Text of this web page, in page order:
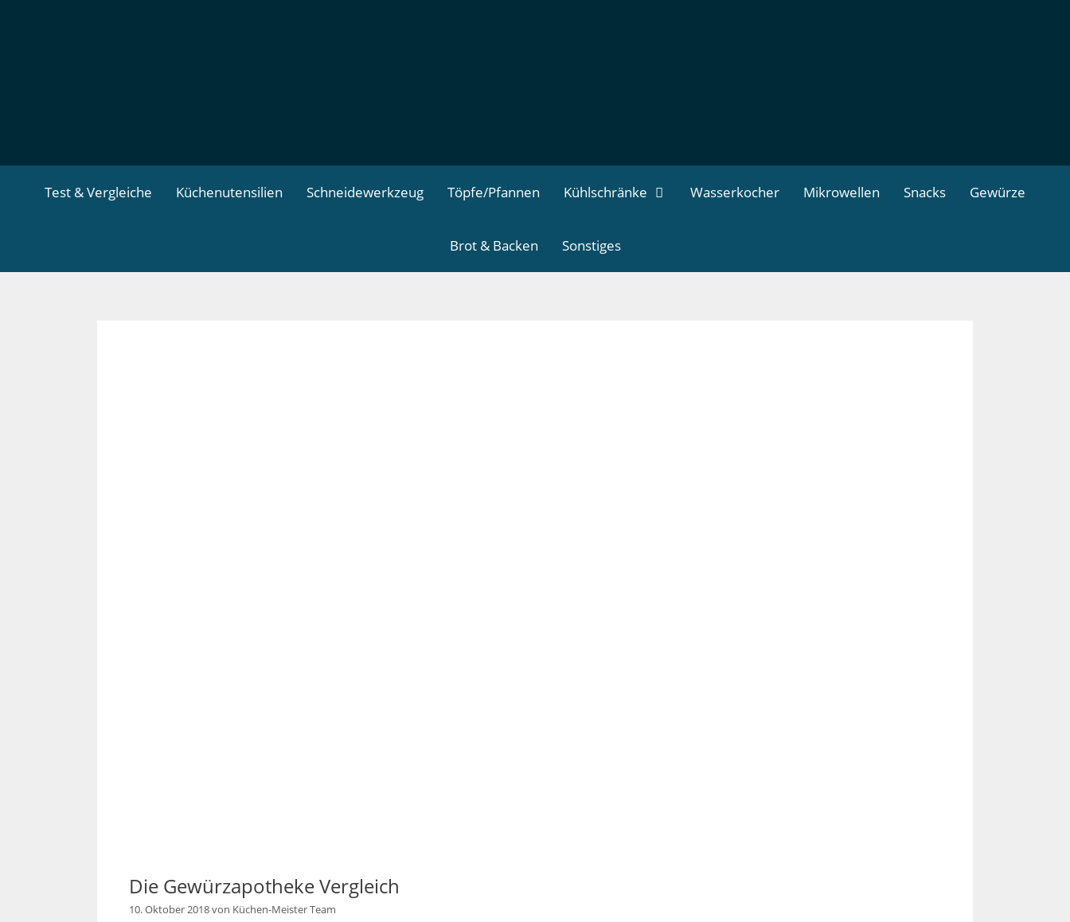
Test & Vergleiche Küchenutensilien Schneidewerkzeug Töpfe/Pfannen Kühlschränke Wasserkocher Mikrowellen Snacks Gewürze
Brot & Backen Sonstiges
Die Gewürzapotheke Vergleich
10. Oktober 2018von Küchen-Meister Team